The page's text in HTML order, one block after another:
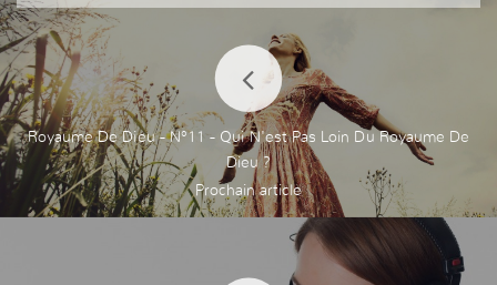
Royaume De Dieu - N°11 - Qui N'est Pas Loin Du Royaume De
Dieu ?